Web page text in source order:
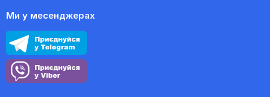
Ми у месенджерах